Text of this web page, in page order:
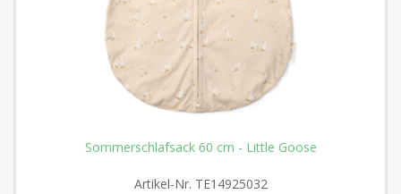
Sommerschlafsack 60 cm - Little Goose
Artikel-Nr. TE14925032